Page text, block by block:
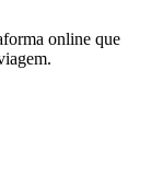
online que